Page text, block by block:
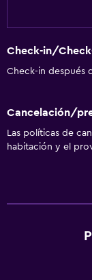
Check-in/
Check-in después
Cancelación/
Las políticas de
habitación y el